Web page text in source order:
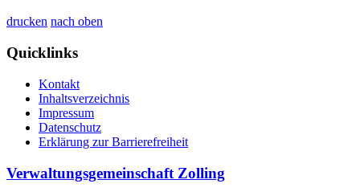
drucken nach oben
Quicklinks
Kontakt
Inhaltsverzeichnis
Impressum
Datenschutz
Erklärung zur Barrierefreiheit
Verwaltungsgemeinschaft Zolling